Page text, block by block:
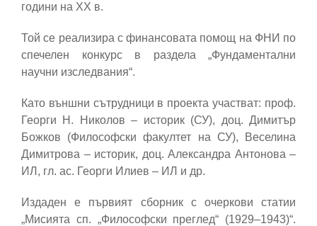
години на ХХ в.
Той се реализира с финансовата помощ на ФНИ по
спечелен конкурс в раздела „Фундаментални
научни изследвания“.
Като външни сътрудници в проекта участват: проф.
Георги Н. Николов – историк (СУ), доц. Димитър
Божков (Философски факултет на СУ), Веселина
Димитрова – историк, доц. Александра Антонова –
ИЛ, гл. ас. Георги Илиев – ИЛ и др.
Издаден е първият сборник с очеркови статии
„Мисията сп. „Философски преглед“ (1929–1943)“.